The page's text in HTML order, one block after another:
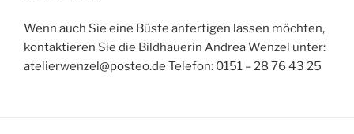
Wenn auch Sie eine Büste anfertigen lassen möchten,
kontaktieren Sie die Bildhauerin Andrea Wenzel unter:
atelierwenzel@posteo.de Telefon: 0151 – 28 76 43 25